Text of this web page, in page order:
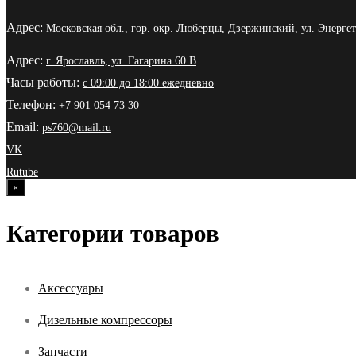
Адрес: Московская обл., гор. окр. Люберцы, Дзержинский, ул.
Адрес: г. Ярославль, ул. Гагарина 60 В
Часы работы: с 09:00 до 18:00 ежедневно
Телефон: +7 901 054 73 30
Email: ps760@mail.ru
VK
Rutube
×
Категории товаров
Аксессуары
Дизельные компрессоры
Запчасти